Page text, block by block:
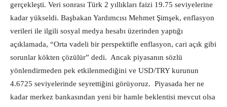
gerçekleşti. Veri sonrası Türk 2 yıllıkları faizi 19.75 seviyelerine
kadar yükseldi. Başbakan Yardımcısı Mehmet Şimşek, enflasyon
verileri ile ilgili sosyal medya hesabı üzerinden yaptığı
açıklamada, “Orta vadeli bir perspektifle enflasyon, cari açık gibi
sorunlar kökten çözülür” dedi. Ancak piyasanın sözlü
yönlendirmeden pek etkilenmediğini ve USD/TRY kurunun
4.6725 seviyelerinde seyrettiğini görüyoruz. Piyasada her ne
kadar merkez bankasından yeni bir hamle beklentisi mevcut olsa